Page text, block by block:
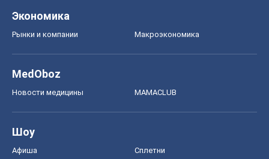
Экономика
Рынки и компании Mакроэкономика
MedOboz
Новости медицины MAMACLUB
Шоу
Афиша Сплетни